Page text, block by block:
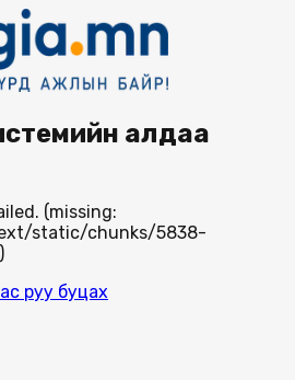
алдаа
(missing:
static/chunks/5838-
руу буцах